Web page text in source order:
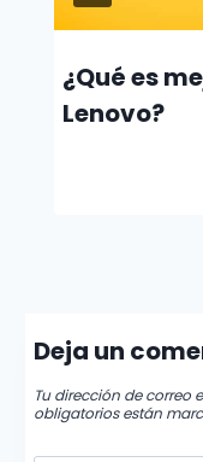
¿Qué es
Lenovo?
Deja un
Tu dirección de correo
obligatorios están